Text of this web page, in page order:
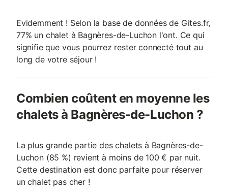
Evidemment ! Selon la base de données de Gites.fr,
77% un chalet à Bagnères-de-Luchon l'ont. Ce qui
signifie que vous pourrez rester connecté tout au
long de votre séjour !
Combien coûtent en moyenne les
chalets à Bagnères-de-Luchon ?
La plus grande partie des chalets à Bagnères-de-
Luchon (85 %) revient à moins de 100 € par nuit.
Cette destination est donc parfaite pour réserver
un chalet pas cher !